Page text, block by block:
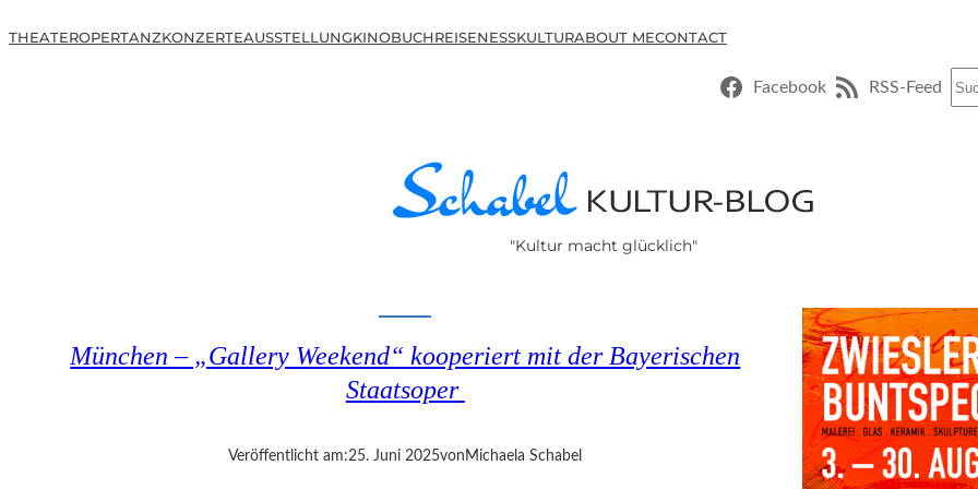
THEATEROPERTANZKONZERTEAUSSTELLUNGKINOBUCHREISENESSKULTURABOUT MECONTACT
Facebook RSS-Feed
"Kultur macht glücklich"
München – „Gallery Weekend“ kooperiert mit der Bayerischen
Staatsoper
Veröffentlicht am:25. Juni 2025von Michaela Schabel